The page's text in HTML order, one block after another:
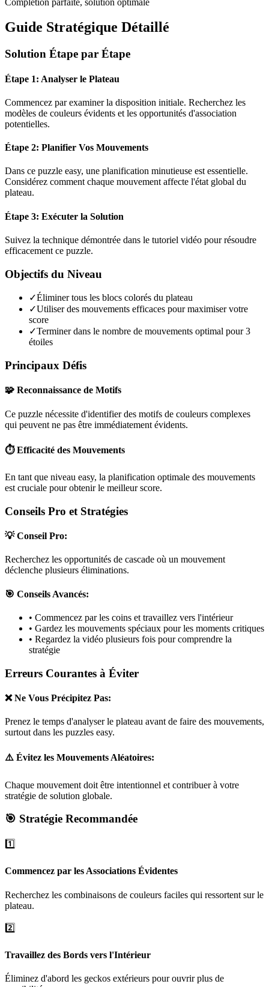
Guide Stratégique Détaillé
Solution Étape par Étape
Étape 1: Analyser le Plateau
Commencez par examiner la disposition initiale. Recherchez les
modèles de couleurs évidents et les opportunités d'association
potentielles.
Étape 2: Planifier Vos Mouvements
Dans ce puzzle easy, une planification minutieuse est essentielle.
Considérez comment chaque mouvement affecte l'état global du
plateau.
Étape 3: Exécuter la Solution
Suivez la technique démontrée dans le tutoriel vidéo pour résoudre
efficacement ce puzzle.
Objectifs du Niveau
✓Éliminer tous les blocs colorés du plateau
✓Utiliser des mouvements efficaces pour maximiser votre
score
✓Terminer dans le nombre de mouvements optimal pour 3
étoiles
Principaux Défis
🧩 Reconnaissance de Motifs
Ce puzzle nécessite d'identifier des motifs de couleurs complexes
qui peuvent ne pas être immédiatement évidents.
⏱️ Efficacité des Mouvements
En tant que niveau easy, la planification optimale des mouvements
est cruciale pour obtenir le meilleur score.
Conseils Pro et Stratégies
💡 Conseil Pro:
Recherchez les opportunités de cascade où un mouvement
déclenche plusieurs éliminations.
🎯 Conseils Avancés:
• Commencez par les coins et travaillez vers l'intérieur
• Gardez les mouvements spéciaux pour les moments critiques
• Regardez la vidéo plusieurs fois pour comprendre la
stratégie
Erreurs Courantes à Éviter
❌ Ne Vous Précipitez Pas:
Prenez le temps d'analyser le plateau avant de faire des mouvements,
surtout dans les puzzles easy.
⚠️ Évitez les Mouvements Aléatoires:
Chaque mouvement doit être intentionnel et contribuer à votre
stratégie de solution globale.
🎯 Stratégie Recommandée
1️⃣
Commencez par les Associations Évidentes
Recherchez les combinaisons de couleurs faciles qui ressortent sur le
plateau.
2️⃣
Travaillez des Bords vers l'Intérieur
Éliminez d'abord les geckos extérieurs pour ouvrir plus de